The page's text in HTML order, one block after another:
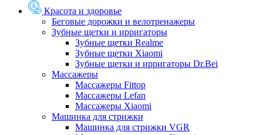
Красота и здоровье
Беговые дорожки и велотренажеры
Зубные щетки и ирригаторы
Зубные щетки Realme
Зубные щетки Xiaomi
Зубные щетки и ирригаторы Dr.Bei
Массажеры
Массажеры Fittop
Массажеры Lefan
Массажеры Xiaomi
Машинка для стрижки
Машинка для стрижки VGR